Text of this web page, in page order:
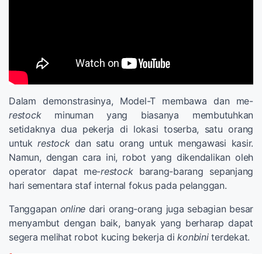
Dalam demonstrasinya, Model-T membawa dan me-
restockminuman yang biasanya membutuhkan
setidaknya dua pekerja di lokasi toserba, satu orang
untukrestockdan satu orang untuk mengawasi kasir.
Namun, dengan cara ini, robot yang dikendalikan oleh
operator dapat me-restockbarang-barang sepanjang
hari sementara staf internal fokus pada pelanggan.
Tanggapan online dari orang-orang juga sebagian besar
menyambut dengan baik, banyak yang berharap dapat
segera melihat robot kucing bekerja dikonbiniterdekat.